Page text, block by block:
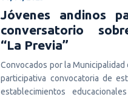
Jóvenes andinos
conversatorio
“La Previa”
Convocados por la Municipalidad
participativa convocatoria de
establecimientos